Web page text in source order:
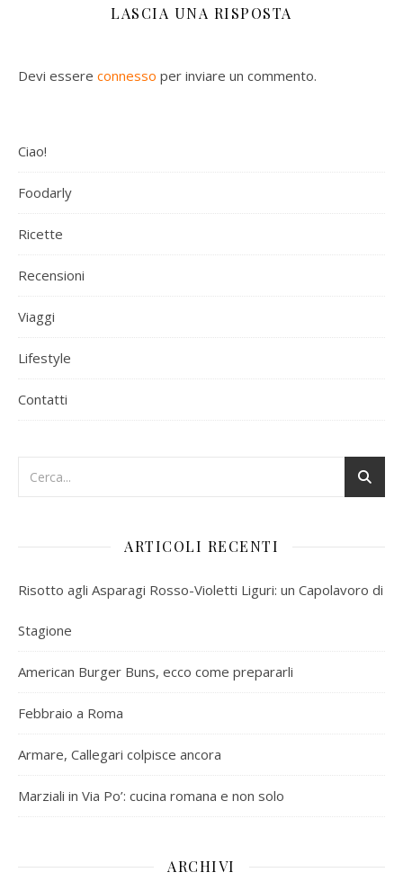
LASCIA UNA RISPOSTA
Devi essere connesso per inviare un commento.
Ciao!
Foodarly
Ricette
Recensioni
Viaggi
Lifestyle
Contatti
ARTICOLI RECENTI
Risotto agli Asparagi Rosso-Violetti Liguri: un Capolavoro di
Stagione
American Burger Buns, ecco come prepararli
Febbraio a Roma
Armare, Callegari colpisce ancora
Marziali in Via Po’: cucina romana e non solo
ARCHIVI